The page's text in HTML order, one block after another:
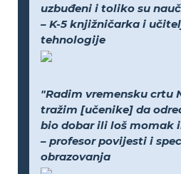
uzbuđeni i toliko su
– K-5 knjižničarka i
tehnologije
"Radim vremensku crtu
tražim [učenike] da
bio dobar ili loš momak
– profesor povijesti i
obrazovanja